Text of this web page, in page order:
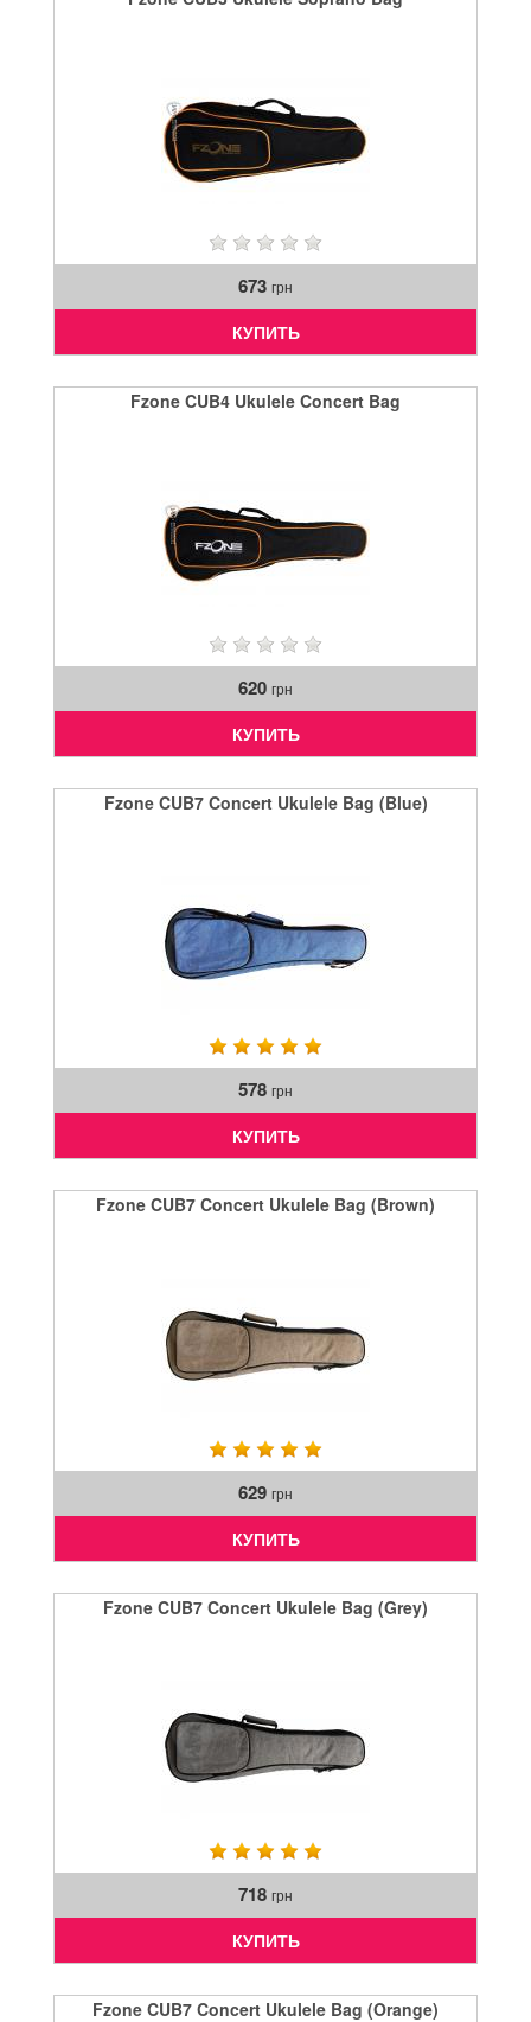
673 грн
КУПИТЬ
Fzone CUB4 Ukulele Concert Bag
620 грн
КУПИТЬ
Fzone CUB7 Concert Ukulele Bag (Blue)
578 грн
КУПИТЬ
Fzone CUB7 Concert Ukulele Bag (Brown)
629 грн
КУПИТЬ
Fzone CUB7 Concert Ukulele Bag (Grey)
718 грн
КУПИТЬ
Fzone CUB7 Concert Ukulele Bag (Orange)